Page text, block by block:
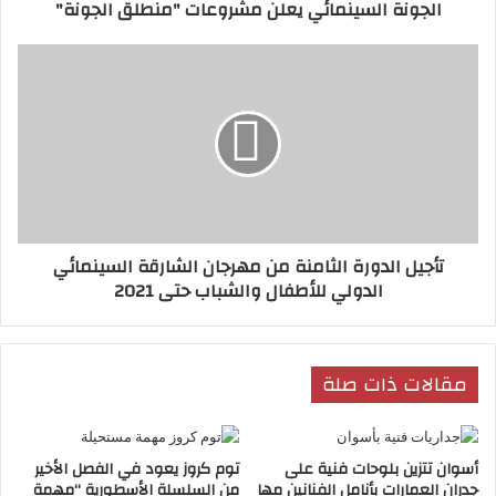
القوائم العالمية وتُرجمت العديد من أغانيه إلى
عدة لغات، وتصدرت خمسة من ألبوماته قائمة
أفضل عشرة أغاني في تصنيف بيلبورد العالمية،
كما حصل الهضبة على جوائز عالمية عديدة
خلال مشواره الفني، ويعد عمرو دياب هو أول
الجونة السينمائي يعلن مشروعات "منطلق الجونة"
تأجيل الدورة الثامنة من مهرجان الشارقة السينمائي
الدولي للأطفال والشباب حتى 2021
مقالات ذات صلة
أسوان تتزين بلوحات فنية على توم كروز يعود في الفصل الأخير